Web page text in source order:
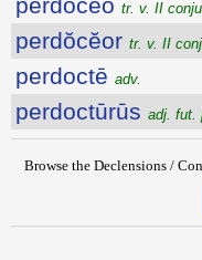
tr. v. II
perdŏcĕor tr. v. II
perdoctē adv.
perdoctūrūs adj. fut.
Browse the Declensions /